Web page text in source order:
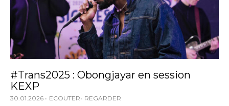
#Trans2025 : Obongjayar en session
KEXP
30.01.2026 ECOUTER REGARDER